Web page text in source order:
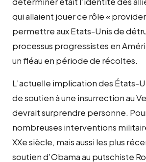
qui allaient jouer ce rôle «
permettre aux Etats-Unis de
processus progressistes en
un fléau en période de récoltes.
L’actuelle implication des États-
de soutien à une insurrection au
devrait surprendre personne.
nombreuses interventions
XXe siècle, mais aussi les plus
soutien d’Obama au putschiste